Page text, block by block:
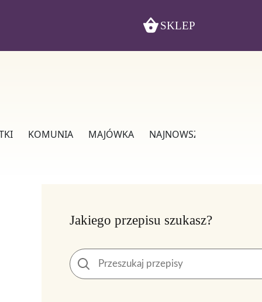
SKLEP
KOMUNIA MAJÓWKA NAJNOWSZE
Jakiego przepisu szukasz?